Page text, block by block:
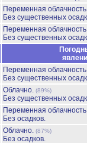
Переменная
Без существенных
Переменная
Без существенных
Переменная
Без существенных
Облачно. (89%)
Без существенных
Переменная
Без осадков.
Облачно. (87%)
Без осадков.